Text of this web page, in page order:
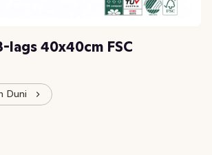
40x40cm FSC
Duni
39,95 kr